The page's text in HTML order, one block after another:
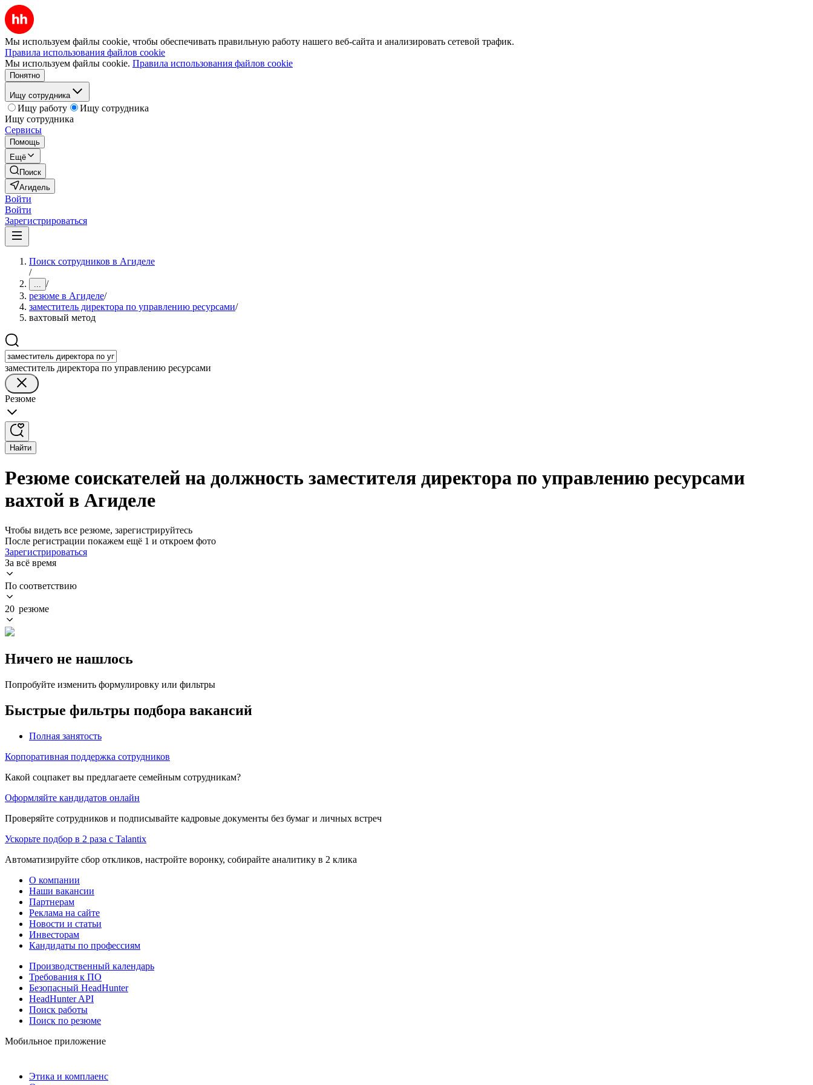
Мы используем файлы cookie, чтобы обеспечивать правильную работу нашего веб-сайта и анализировать сетевой трафик.
Правила использования файлов cookie
Мы используем файлы cookie. Правила использования файлов cookie
Понятно
Ищу сотрудника
Ищу работу
Ищу сотрудника
Ищу сотрудника
Сервисы
Помощь
Ещё
Поиск
Агидель
Войти
Войти
Зарегистрироваться
Поиск сотрудников в Агиделе
/
... /
резюме в Агиделе/
заместитель директора по управлению ресурсами/
вахтовый метод
заместитель директора по управлению ресурсами
Резюме
Найти
Резюме соискателей на должность заместителя директора по управлению ресурсами
вахтой в Агиделе
Чтобы видеть все резюме, зарегистрируйтесь
После регистрации покажем ещё 1 и откроем фото
Зарегистрироваться
За всё время
По соответствию
20 резюме
Ничего не нашлось
Попробуйте изменить формулировку или фильтры
Быстрые фильтры подбора вакансий
Полная занятость
Корпоративная поддержка сотрудников
Какой соцпакет вы предлагаете семейным сотрудникам?
Оформляйте кандидатов онлайн
Проверяйте сотрудников и подписывайте кадровые документы без бумаг и личных встреч
Ускорьте подбор в 2 раза с Talantix
Автоматизируйте сбор откликов, настройте воронку, собирайте аналитику в 2 клика
О компании
Наши вакансии
Партнерам
Реклама на сайте
Новости и статьи
Инвесторам
Кандидаты по профессиям
Производственный календарь
Требования к ПО
Безопасный HeadHunter
HeadHunter API
Поиск работы
Поиск по резюме
Мобильное приложение
Этика и комплаенс